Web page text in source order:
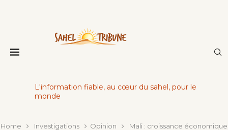
L'information fiable, au cœur du sahel, pour le
monde
Home Investigations Opinion
Mali : croissance économique